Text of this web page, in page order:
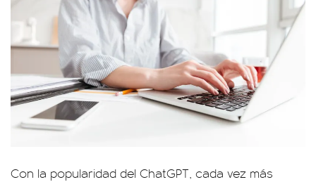
Con la popularidad del ChatGPT, cada vez más